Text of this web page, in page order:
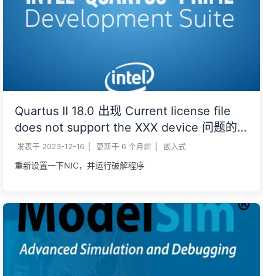
Quartus II 18.0 出现 Current license file
does not support the XXX device 问题的
解决
发表于 2023-12-16 更新于 6 个月前 嵌入式
重新设置一下NIC，并运行破解程序